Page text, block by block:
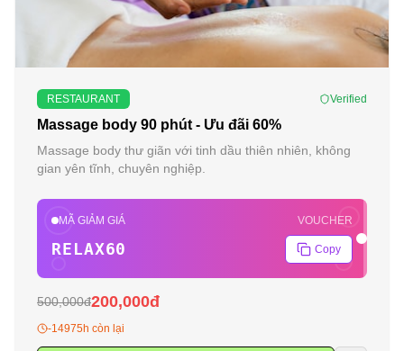
%
RESTAURANT
Verified
Massage body 90 phút - Ưu đãi 60%
Massage body thư giãn với tinh dầu thiên nhiên, không
gian yên tĩnh, chuyên nghiệp.
MÃ GIẢM GIÁ VOUCHER
RELAX60 Copy
500,000đ200,000đ
-14975h còn lại